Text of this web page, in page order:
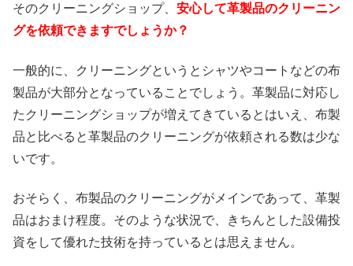
そのクリーニングショップ、 安心して革製品のクリーニン
グを依頼できますでしょうか？
一般的に、クリーニングというとシャツやコートなどの布
製品が大部分となっていることでしょう。革製品に対応し
たクリーニングショップが増えてきているとはいえ、布製
品と比べると革製品のクリーニングが依頼される数は少な
いです。
おそらく、布製品のクリーニングがメインであって、革製
品はおまけ程度。そのような状況で、きちんとした設備投
資をして優れた技術を持っているとは思えません。